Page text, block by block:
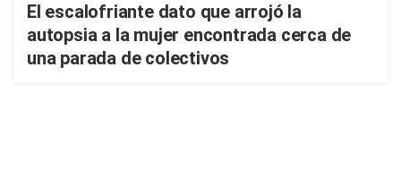
El escalofriante dato que arrojó la
autopsia a la mujer encontrada cerca de
una parada de colectivos